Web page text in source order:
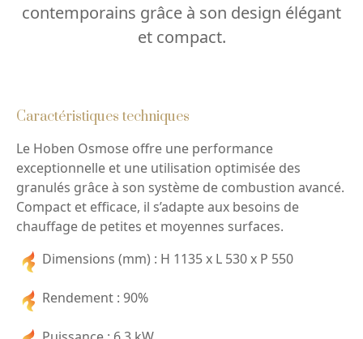
contemporains grâce à son design élégant
et compact.
Caractéristiques techniques
Le Hoben Osmose offre une performance
exceptionnelle et une utilisation optimisée des
granulés grâce à son système de combustion avancé.
Compact et efficace, il s’adapte aux besoins de
chauffage de petites et moyennes surfaces.
Dimensions (mm) : H 1135 x L 530 x P 550
Rendement : 90%